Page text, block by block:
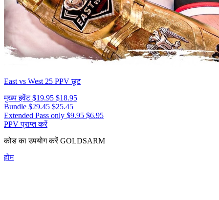
East vs West 25 PPV छूट
मुख्य इवेंट$19.95 $18.95
Bundle $29.45 $25.45
Extended Pass only $9.95 $6.95
PPV प्राप्त करें
कोड का उपयोग करेंGOLDSARM
होम